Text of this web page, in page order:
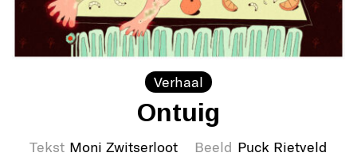
Verhaal
Ontuig
Tekst Moni Zwitserloot Beeld Puck Rietveld